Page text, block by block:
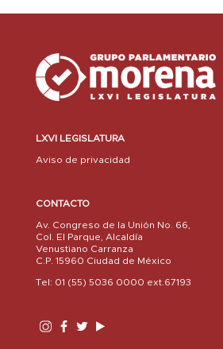
LXVI LEGISLATURA
Aviso de privacidad
CONTACTO
Av. Congreso de la Unión No. 66,
Col. El Parque, Alcaldía
Venustiano Carranza
C.P. 15960 Ciudad de México
Tel: 01 (55) 5036 0000 ext.67193